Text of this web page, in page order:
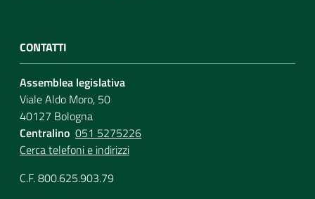
CONTATTI
Assemblea legislativa
Viale Aldo Moro, 50
40127 Bologna
Centralino 051 5275226
Cerca telefoni e indirizzi
C.F. 800.625.903.79